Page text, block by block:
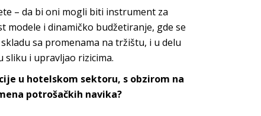
– da bi oni mogli biti instrument za
modele i dinamičko budžetiranje, gde se
sa promenama na tržištu, i u delu
sliku i upravljao rizicima.
u hotelskom sektoru, s obzirom na
potrošačkih navika?